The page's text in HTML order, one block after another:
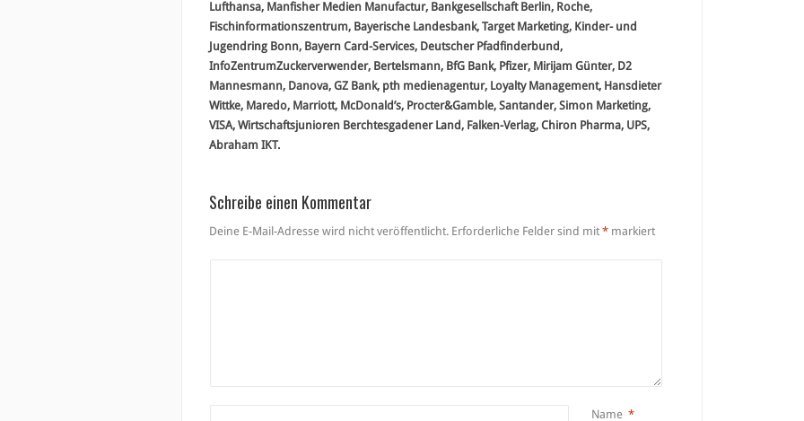
Lufthansa, Manfisher Medien Manufactur, Bankgesellschaft Berlin, Roche,
Fischinformationszentrum, Bayerische Landesbank, Target Marketing, Kinder- und
Jugendring Bonn, Bayern Card-Services, Deutscher Pfadfinderbund,
InfoZentrumZuckerverwender, Bertelsmann, BfG Bank, Pfizer, Mirijam Günter, D2
Mannesmann, Danova, GZ Bank, pth medienagentur, Loyalty Management, Hansdieter
Wittke, Maredo, Marriott, McDonald’s, Procter&Gamble, Santander, Simon Marketing,
VISA, Wirtschaftsjunioren Berchtesgadener Land, Falken-Verlag, Chiron Pharma, UPS,
Abraham IKT.
Schreibe einen Kommentar
Deine E-Mail-Adresse wird nicht veröffentlicht. Erforderliche Felder sind mit * markiert
Name *